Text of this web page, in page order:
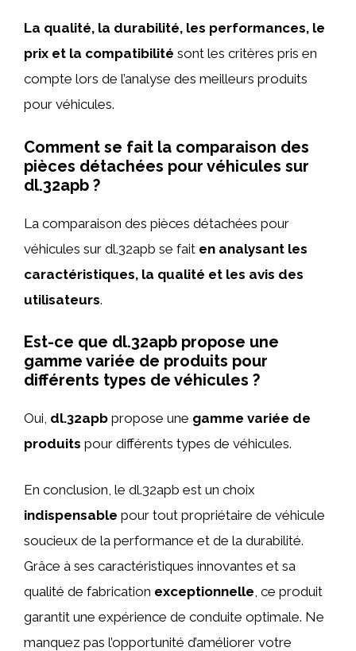
La qualité, la durabilité, les performances, le
prix et la compatibilité sont les critères pris en
compte lors de l’analyse des meilleurs produits
pour véhicules.
Comment se fait la comparaison des
pièces détachées pour véhicules sur
dl.32apb ?
La comparaison des pièces détachées pour
véhicules sur dl.32apb se fait en analysant les
caractéristiques, la qualité et les avis des
utilisateurs.
Est-ce que dl.32apb propose une
gamme variée de produits pour
différents types de véhicules ?
Oui, dl.32apb propose une gamme variée de
produits pour différents types de véhicules.
En conclusion, le dl.32apb est un choix
indispensable pour tout propriétaire de véhicule
soucieux de la performance et de la durabilité.
Grâce à ses caractéristiques innovantes et sa
qualité de fabrication exceptionnelle , ce produit
garantit une expérience de conduite optimale. Ne
manquez pas l’opportunité d’améliorer votre